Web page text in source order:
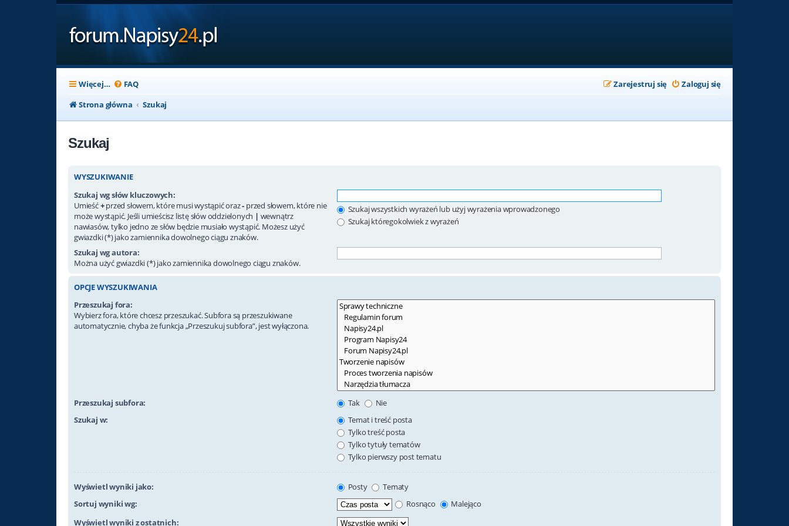
Więcej… FAQ Zaloguj się
Zarejestruj się
Strona główna
Szukaj
Szukaj
WYSZUKIWANIE
Szukaj wg słów kluczowych:
Umieść+przed słowem, które musi wystąpić oraz- przed słowem, które nie
może wystąpić. Jeśli umieścisz listę słów oddzielonych | wewnątrz
nawiasów, tylko jedno ze słów będzie musiało wystąpić. Możesz użyć
gwiazdki (*) jako zamiennika dowolnego ciągu znaków.
Szukaj wszystkich wyrażeń lub użyj wyrażenia wprowadzonego
Szukaj któregokolwiek z wyrażeń
Szukaj wg autora:
Można użyć gwiazdki (*) jako zamiennika dowolnego ciągu znaków.
OPCJE WYSZUKIWANIA
Przeszukaj fora:
Wybierz fora, które chcesz przeszukać. Subfora są przeszukiwane
automatycznie, chyba że funkcja „Przeszukuj subfora”, jest wyłączona.
Przeszukaj subfora: Tak
Nie
Szukaj w:
Temat i treść posta
Tylko treść posta
Tylko tytuły tematów
Tylko pierwszy post tematu
Wyświetl wyniki jako: Posty
Tematy
Sortuj wyniki wg:
Rosnąco
Malejąco
Wyświetl wyniki z ostatnich: